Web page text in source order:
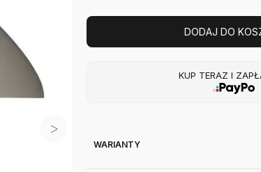
DODAJ DO
KUP TERAZ I
WARIANTY